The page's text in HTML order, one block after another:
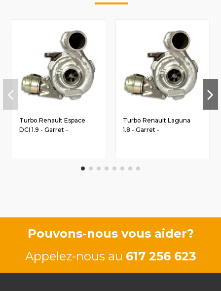
Turbo Renault Espace
DCI 1.9 - Garret -
Turbo Renault Laguna
1.8 - Garret -
Pouvons-nous vous aider?
Appelez-nous au 617 256 623